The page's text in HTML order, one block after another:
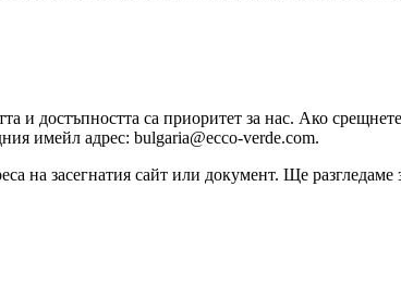
и достъпността са приоритет за нас. Ако
имейл адрес: bulgaria@ecco-verde.com.
на засегнатия сайт или документ. Ще